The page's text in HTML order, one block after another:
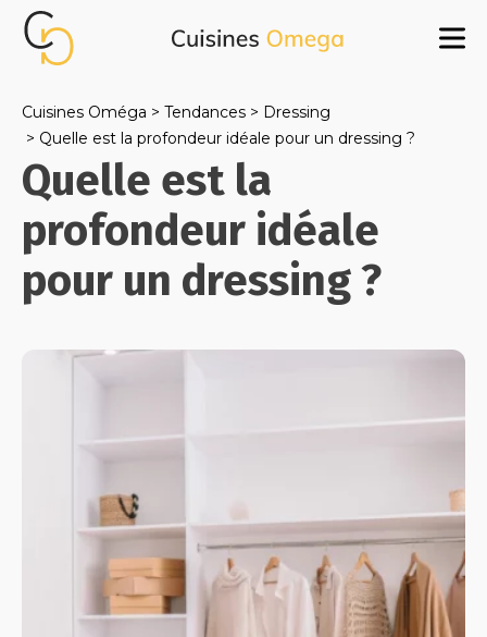
Cuisines Oméga Tendances
Dressing
Quelle est la profondeur idéale pour un dressing ?
Quelle est la
profondeur idéale
pour un dressing ?